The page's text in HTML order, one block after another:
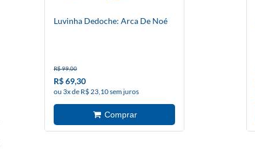
Luvinha Dedoche: Arca De Noé
R$ 99,00
R$ 69,30
ou 3x de R$ 23,10 sem juros